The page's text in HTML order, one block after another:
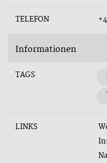
TELEFON
Informationen
TAGS
LINKS